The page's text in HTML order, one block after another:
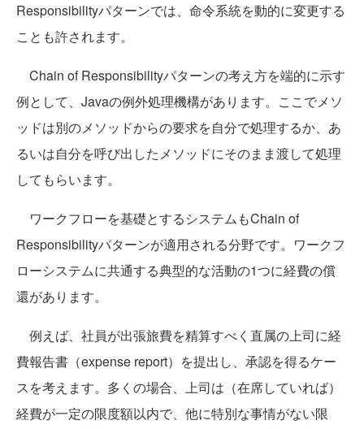
Responsibilityパターンでは、命令系統を動的に変更する
ことも許されます。
Chain of Responsibilityパターンの考え方を端的に示す
例として、Javaの例外処理機構があります。ここでメソ
ッドは別のメソッドからの要求を自分で処理するか、あ
るいは自分を呼び出したメソッドにそのまま渡して処理
してもらいます。
ワークフローを基礎とするシステムもChain of
Responsibilityパターンが適用される分野です。ワークフ
ローシステムに共通する典型的な活動の1つに経費の償
還があります。
例えば、社員が出張旅費を精算すべく直属の上司に経
費報告書（expense report）を提出し、承認を得るケー
スを考えます。多くの場合、上司は（在席していれば）
経費が一定の限度額以内で、他に特別な事情がない限